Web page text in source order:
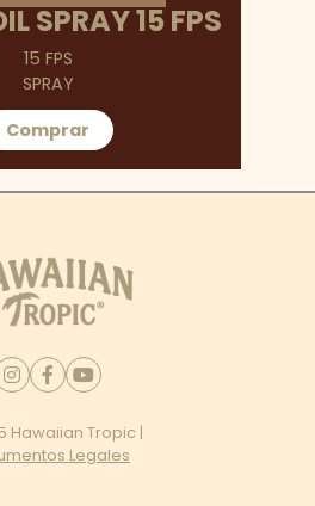
SPRAY 15 FPS
15 FPS
SPRAY
Comprar
Hawaiian Tropic |
Legales